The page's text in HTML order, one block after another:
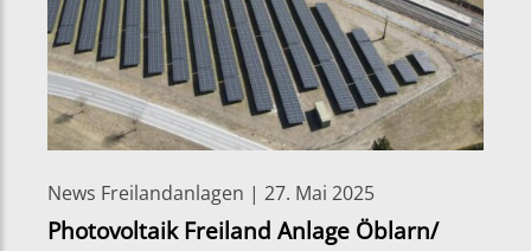
News Freilandanlagen | 27. Mai 2025
Photovoltaik Freiland Anlage Öblarn/